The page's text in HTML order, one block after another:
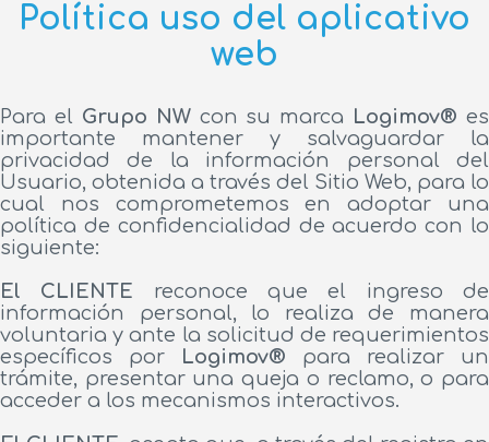
Política uso del aplicativo
web
Para el Grupo NWcon su marca Logimov® es
importante mantener y salvaguardar la
privacidad de la información personal del
Usuario, obtenida a través del Sitio Web, para lo
cual nos comprometemos en adoptar una
política de confidencialidad de acuerdo con lo
siguiente:
El CLIENTE reconoce que el ingreso de
información personal, lo realiza de manera
voluntaria y ante la solicitud de requerimientos
específicos por Logimov® para realizar un
trámite, presentar una queja o reclamo, o para
acceder a los mecanismos interactivos.